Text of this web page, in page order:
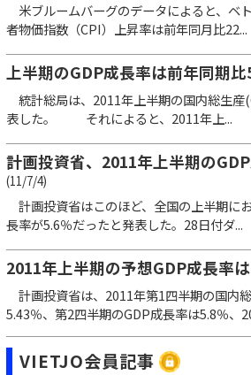
米ブルームバーグのデータによると、ベ
者物価指数（CPI）上昇率は前年同月比22...
上半期のGDP成長率は前年同期
統計総局は、2011年上半期の国内総生産
表した。 それによると、2011年上...
計画投資省、2011年上半期の
(11/7/4)
計画投資省はこのほど、全国の上半期に
長率が5.6％だったと発表した。28日付ダ...
2011年上半期の予想GDP成長率
計画投資省は、2011年第1四半期の国内
5.43％、第2四半期のGDP成長率は5.8％、
VIETJO会員記事